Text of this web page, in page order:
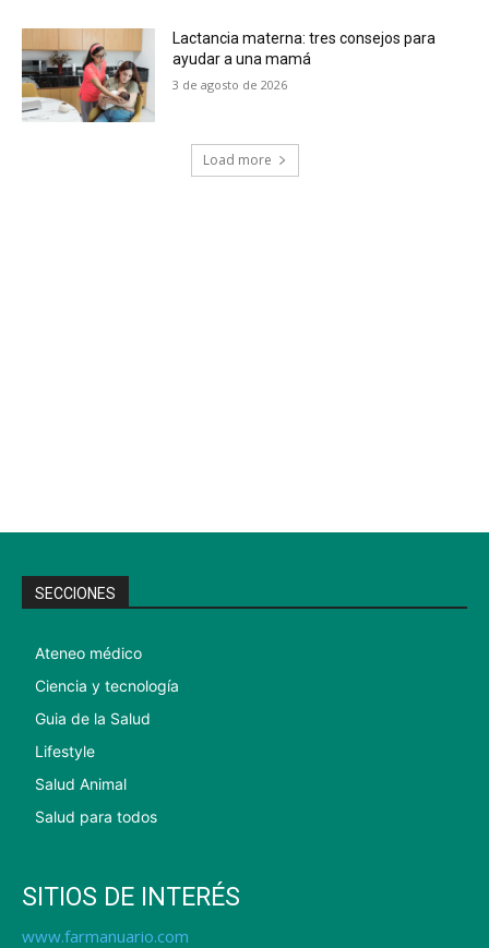
Lactancia materna: tres consejos para
ayudar a una mamá
3 de agosto de 2026
Load more
SECCIONES
Ateneo médico
Ciencia y tecnología
Guia de la Salud
Lifestyle
Salud Animal
Salud para todos
SITIOS DE INTERÉS
www.farmanuario.com